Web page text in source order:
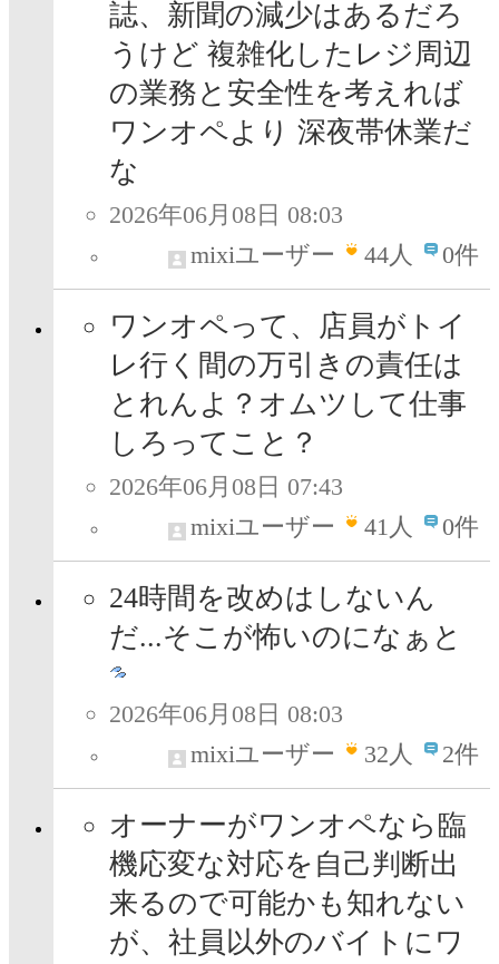
誌、新聞の減少はあるだろ
うけど 複雑化したレジ周辺
の業務と安全性を考えれば
ワンオペより 深夜帯休業だ
な
2026年06月08日 08:03
mixiユーザー
44人 0件
ワンオペって、店員がトイ
レ行く間の万引きの責任は
とれんよ？オムツして仕事
しろってこと？
2026年06月08日 07:43
mixiユーザー
41人 0件
24時間を改めはしないん
だ...そこが怖いのになぁと
2026年06月08日 08:03
mixiユーザー
32人 2件
オーナーがワンオペなら臨
機応変な対応を自己判断出
来るので可能かも知れない
が、社員以外のバイトにワ